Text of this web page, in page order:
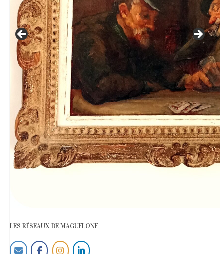
LES RÉSEAUX DE MAGUELONE